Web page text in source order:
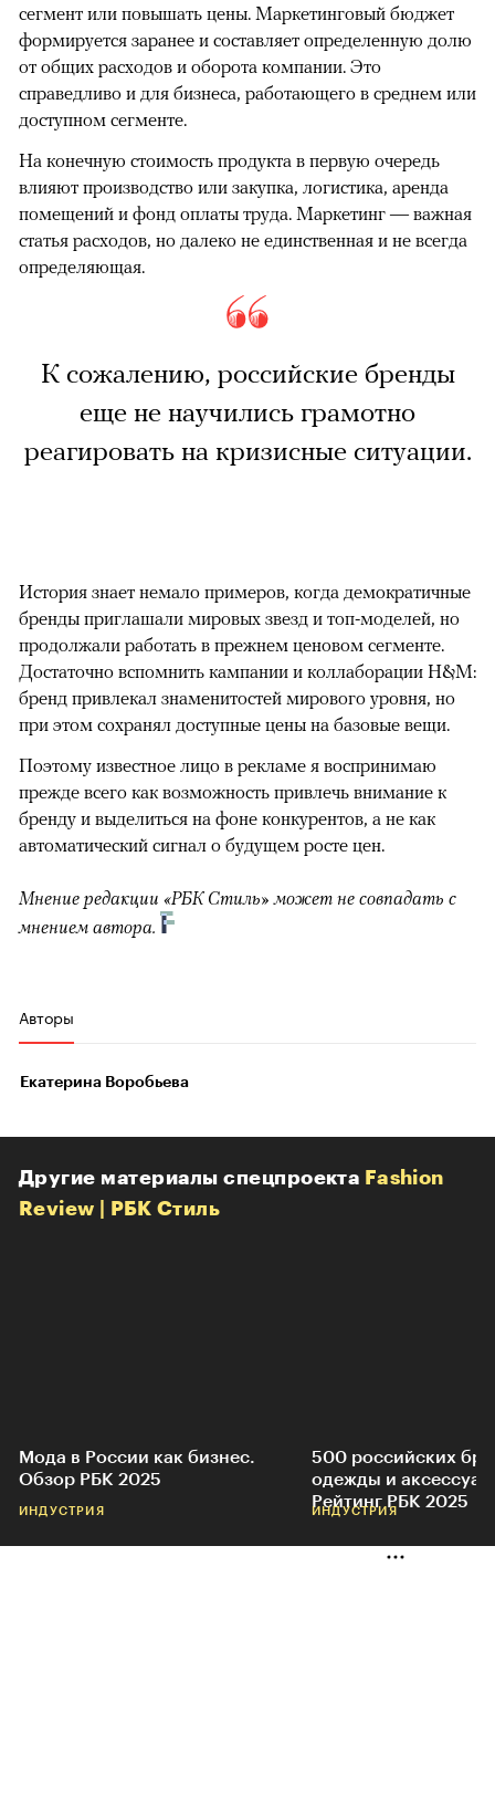
сегмент или повышать цены. Маркетинговый бюджет
формируется заранее и составляет определенную долю
от общих расходов и оборота компании. Это
справедливо и для бизнеса, работающего в среднем или
доступном сегменте.
На конечную стоимость продукта в первую очередь
влияют производство или закупка, логистика, аренда
помещений и фонд оплаты труда. Маркетинг — важная
статья расходов, но далеко не единственная и не всегда
определяющая.
К сожалению, российские бренды
еще не научились грамотно
реагировать на кризисные ситуации.
История знает немало примеров, когда демократичные
бренды приглашали мировых звезд и топ-моделей, но
продолжали работать в прежнем ценовом сегменте.
Достаточно вспомнить кампании и коллаборации H&M:
бренд привлекал знаменитостей мирового уровня, но
при этом сохранял доступные цены на базовые вещи.
Поэтому известное лицо в рекламе я воспринимаю
прежде всего как возможность привлечь внимание к
бренду и выделиться на фоне конкурентов, а не как
автоматический сигнал о будущем росте цен.
Мнение редакции «РБК Стиль» может не совпадать с
мнением автора.
Авторы
Екатерина Воробьева
Другие материалы спецпроекта Fashion
Review | РБК Стиль
Мода в России как бизнес.
Обзор РБК 2025
ИНДУСТРИЯ
500 российских
одежды и
Рейтинг РБК 2025
ИНДУСТРИЯ